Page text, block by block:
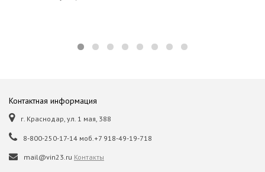
Контактная информация
г. Краснодар, ул. 1 мая, 388
8-800-250-17-14 моб.+7 918-49-19-718
mail@vin23.ru Контакты